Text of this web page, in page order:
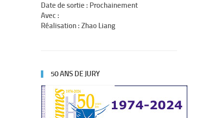
Date de sortie : Prochainement
Avec :
Réalisation : Zhao Liang
50 ANS DE JURY